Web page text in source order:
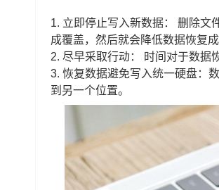
1. 立即停止写入新数据： 删除文
成覆盖，然后就会降低数据恢复
2. 尽早采取行动： 时间对于数据
3. 恢复数据避免写入统一硬盘：
到另一个位置。